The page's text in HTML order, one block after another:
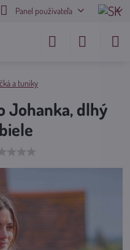
Panel používateľa
a tuniky
Johanka, dlhý